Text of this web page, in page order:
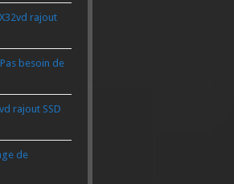
rajout
besoin de
rajout SSD
de